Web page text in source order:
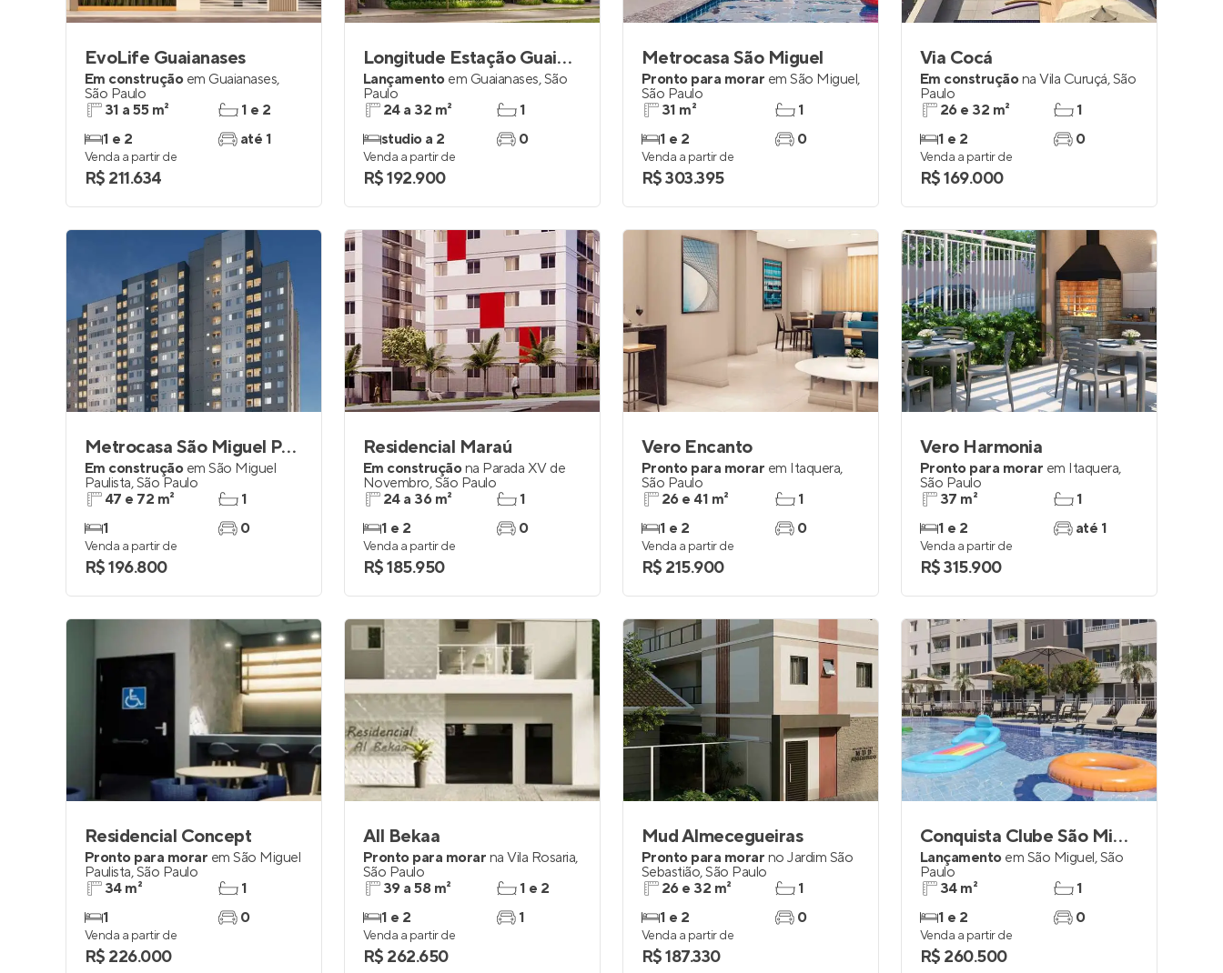
EvoLife Guaianases
Em construção em Guaianases,
São Paulo
31 a 55 m²
1 e 2
1 e 2
até 1
Venda a partir de
R$ 211.634
Longitude Estação Guaianases
Lançamento em Guaianases,São
Paulo
24 a 32 m²
studio a 2
1
0
Venda a partir de
R$ 192.900
Metrocasa São Miguel
Pronto para morar em São Miguel,
São Paulo
31 m²
1 e 2
1
0
Venda a partir de
R$ 303.395
Via Cocá
Em construçãona Vila Curuçá,São
Paulo
26 e 32 m²
1 e 2
1
0
Venda a partir de
R$ 169.000
Metrocasa São Miguel Paulista
Em construção em São Miguel
Paulista,São Paulo
47 e 72 m²
1
1
0
Venda a partir de
R$ 196.800
Residencial Maraú
Em construçãona Parada XV de
Novembro,São Paulo
24 a 36 m²
1 e 2
1
0
Venda a partir de
R$ 185.950
Vero Encanto
Pronto para morar em Itaquera,
São Paulo
26 e 41 m²
1 e 2
1
0
Venda a partir de
R$ 215.900
Vero Harmonia
Pronto para morar em Itaquera,
São Paulo
37 m²
1 e 2
1
até 1
Venda a partir de
R$ 315.900
Residencial Concept
Pronto para morar em São Miguel
Paulista,São Paulo
34 m²
1
1
0
Venda a partir de
R$ 226.000
All Bekaa
Pronto para morar na Vila Rosaria,
São Paulo
39 a 58 m²
1 e 2
1 e 2
1
Venda a partir de
R$ 262.650
Mud Almecegueiras
Pronto para morar no Jardim São
Sebastião,São Paulo
26 e 32 m²
1 e 2
1
0
Venda a partir de
R$ 187.330
Conquista Clube São Miguel
Lançamento em São Miguel,São
Paulo
34 m²
1 e 2
1
0
Venda a partir de
R$ 260.500